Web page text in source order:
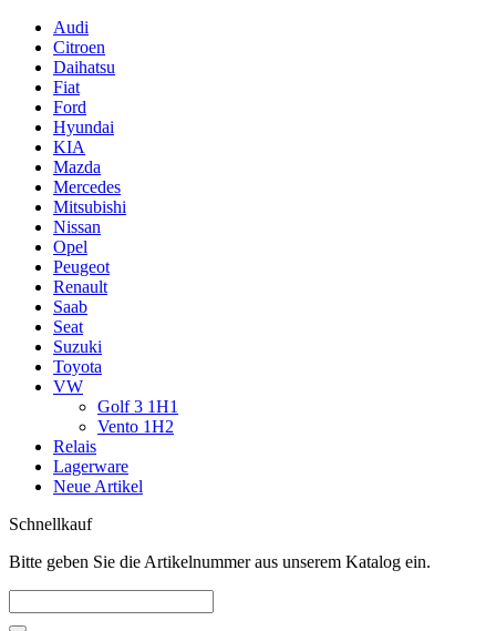
Audi
Citroen
Daihatsu
Fiat
Ford
Hyundai
KIA
Mazda
Mercedes
Mitsubishi
Nissan
Opel
Peugeot
Renault
Saab
Seat
Suzuki
Toyota
VW
Golf 3 1H1
Vento 1H2
Relais
Lagerware
Neue Artikel
Schnellkauf
Bitte geben Sie die Artikelnummer aus unserem Katalog ein.